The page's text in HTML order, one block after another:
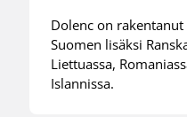
Dolenc on
Suomen lisäksi
Liettuassa,
Islannissa.